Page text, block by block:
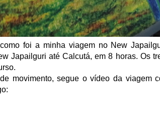
foi a minha viagem no New
Japailguri até Calcutá, em 8 horas. Os
movimento, segue o vídeo da viagem